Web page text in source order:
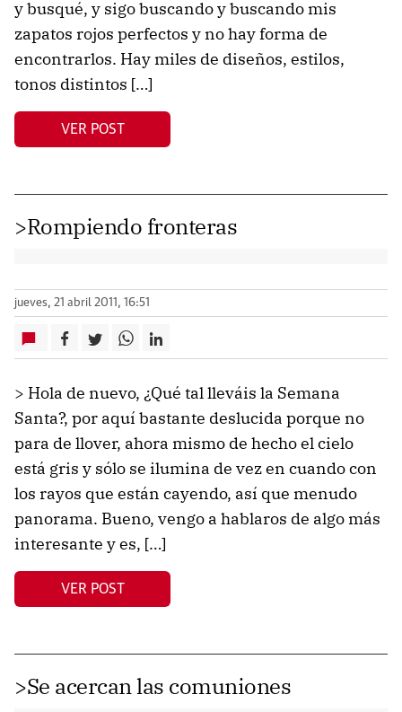
y busqué, y sigo buscando y buscando mis
zapatos rojos perfectos y no hay forma de
encontrarlos. Hay miles de diseños, estilos,
tonos distintos […]
VER POST
>Rompiendo fronteras
jueves, 21 abril 2011, 16:51
> Hola de nuevo, ¿Qué tal lleváis la Semana
Santa?, por aquí bastante deslucida porque no
para de llover, ahora mismo de hecho el cielo
está gris y sólo se ilumina de vez en cuando con
los rayos que están cayendo, así que menudo
panorama. Bueno, vengo a hablaros de algo más
interesante y es, […]
VER POST
>Se acercan las comuniones